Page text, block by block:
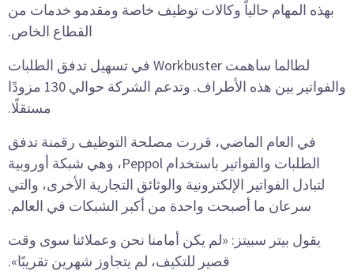
بهذه المهام حالياً وكالات توظيف خاصة ومقدمو خدمات من
القطاع الخاص.
لطالما ساهمت Workbuster في تسهيل تدفق الطلبات
والفواتير بين هذه الأطراف. وتدعم الشركة حوالي 130 مزودًا
مستقلًا.
في العام الماضي، قررت مصلحة التوظيف رقمنة تدفق
الطلبات والفواتير باستخدام Peppol، وهي شبكة أوروبية
لتبادل الفواتير الإلكترونية والوثائق التجارية الأخرى، والتي
سرعان ما أصبحت واحدة من أكبر الشبكات في العالم.
يقول بيتر سبيتز: «لم يكن أمامنا نحن وعملائنا سوى وقت
قصير للتكيف، لم يتجاوز شهرين تقريبًا».